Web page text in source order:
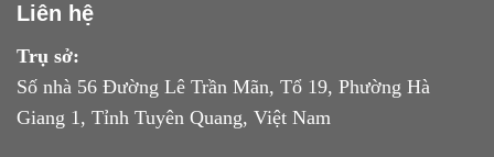
Liên hệ
Trụ sở:
Số nhà 56 Đường Lê Trần Mãn, Tổ 19, Phường Hà
Giang 1, Tỉnh Tuyên Quang, Việt Nam